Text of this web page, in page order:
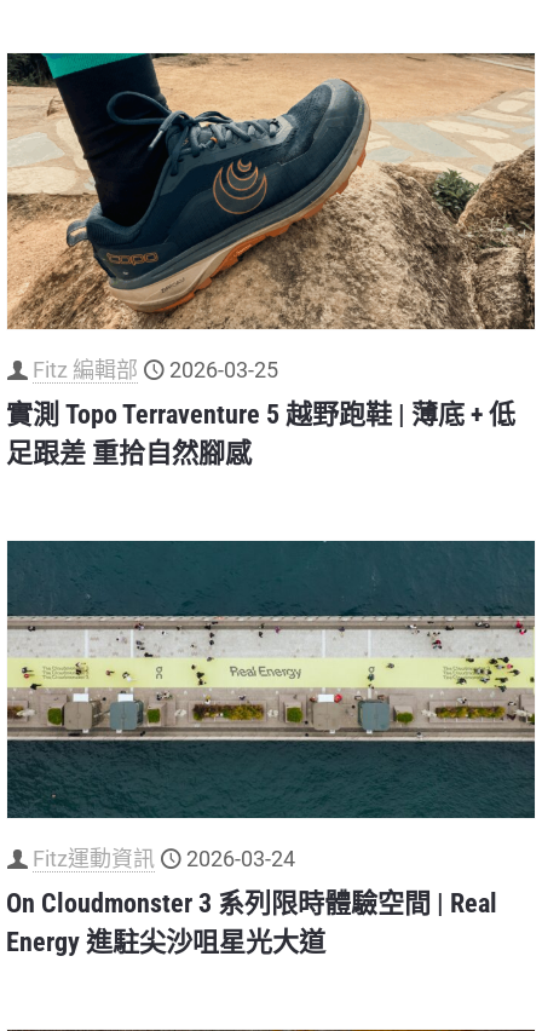
Fitz 編輯部 2026-03-25
實測 Topo Terraventure 5 越野跑鞋 | 薄底 + 低
足跟差 重拾自然腳感
Fitz運動資訊 2026-03-24
On Cloudmonster 3 系列限時體驗空間 | Real
Energy 進駐尖沙咀星光大道